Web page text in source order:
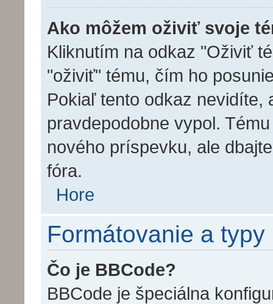
Ako môžem oživiť svoje
Kliknutím na odkaz "Oživiť
"oživiť" tému, čím ho
Pokiaľ tento odkaz nevidíte,
pravdepodobne vypol.
nového príspevku, ale
fóra.
Hore
Formátovanie a
Čo je BBCode?
BBCode je špeciálna